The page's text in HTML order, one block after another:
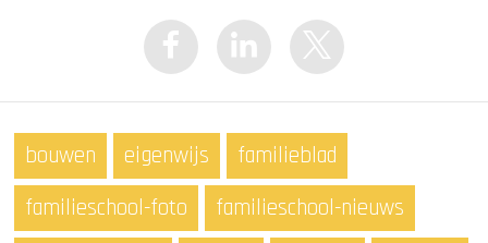
bouwen eigenwijs
familieblad
familieschool-foto
familieschool-nieuws